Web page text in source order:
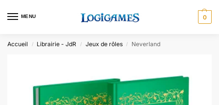
MENU 0
Accueil / Librairie - JdR / Jeux de rôles / Neverland